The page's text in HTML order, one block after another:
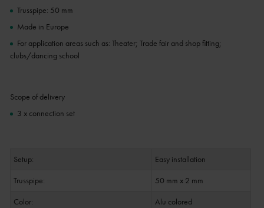
Trusspipe: 50 mm
Made in Europe
For application areas such as: Theater; Trade fair and shop fitting;
clubs/dancing school
Scope of delivery
3 x connection set
Setup:
Easy installation
Trusspipe:
50 mm x 2 mm
Color:
Alu colored